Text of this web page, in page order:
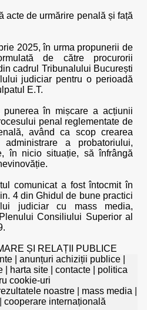
acte de urmărire penală și față
2025, în urma propunerii de
de către procurorii
cadrul Tribunalului București
judiciar pentru o perioadă
E.T.
punerea în mișcare a acțiunii
penal reglementate de
având ca scop crearea
a probatoriului,
în nicio situație, să înfrângă
comunicat a fost întocmit în
4 din Ghidul de bune practici
judiciar cu mass media,
Consiliului Superior al
ȘI RELAȚII PUBLICE
anunțuri achiziții publice
harta site contacte
politica
cookie-uri
noastre| mass media
cooperare internațională